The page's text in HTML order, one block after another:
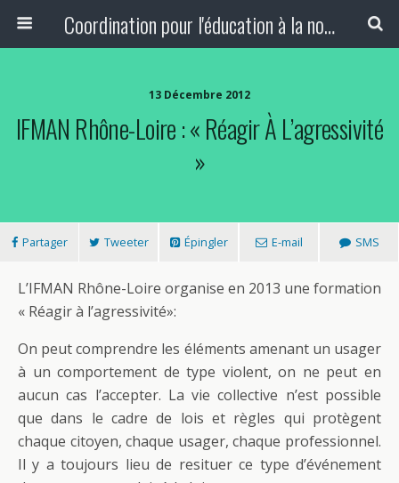
Coordination pour l'éducation à la non-violence et à la paix
13 Décembre 2012
IFMAN Rhône-Loire : « Réagir À L’agressivité
»
Partager Tweeter Épingler E-mail SMS
L’IFMAN Rhône-Loire organise en 2013 une formation
« Réagir à l’agressivité»:
On peut comprendre les éléments amenant un usager
à un comportement de type violent, on ne peut en
aucun cas l’accepter. La vie collective n’est possible
que dans le cadre de lois et règles qui protègent
chaque citoyen, chaque usager, chaque professionnel.
Il y a toujours lieu de resituer ce type d’événement